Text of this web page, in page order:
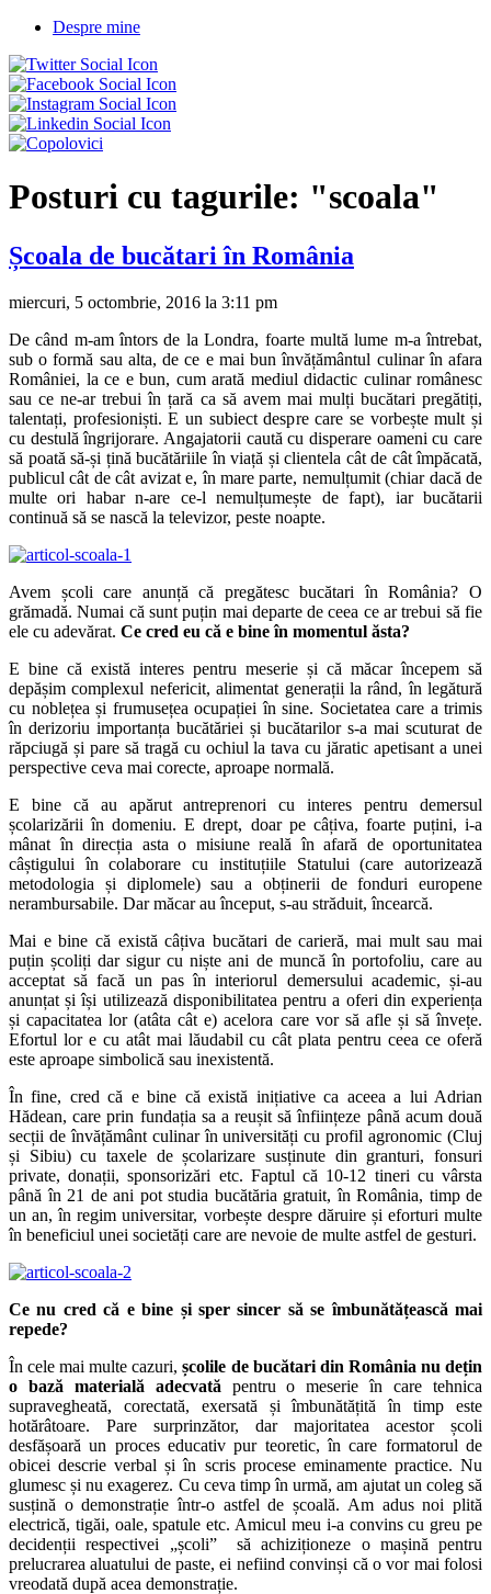
Despre mine
Posturi cu tagurile: "scoala"
Școala de bucătari în România
miercuri, 5 octombrie, 2016 la 3:11 pm
De când m-am întors de la Londra, foarte multă lume m-a întrebat,
sub o formă sau alta, de ce e mai bun învățământul culinar în afara
României, la ce e bun, cum arată mediul didactic culinar românesc
sau ce ne-ar trebui în țară ca să avem mai mulți bucătari pregătiți,
talentați, profesioniști. E un subiect despre care se vorbește mult și
cu destulă îngrijorare. Angajatorii caută cu disperare oameni cu care
să poată să-și țină bucătăriile în viață și clientela cât de cât împăcată,
publicul cât de cât avizat e, în mare parte, nemulțumit (chiar dacă de
multe ori habar n-are ce-l nemulțumește de fapt), iar bucătarii
continuă să se nască la televizor, peste noapte.
Avem școli care anunță că pregătesc bucătari în România? O
grămadă. Numai că sunt puțin mai departe de ceea ce ar trebui să fie
ele cu adevărat. Ce cred eu că e bine în momentul ăsta?
E bine că există interes pentru meserie și că măcar începem să
depășim complexul nefericit, alimentat generații la rând, în legătură
cu noblețea și frumusețea ocupației în sine. Societatea care a trimis
în derizoriu importanța bucătăriei și bucătarilor s-a mai scuturat de
răpciugă și pare să tragă cu ochiul la tava cu jăratic apetisant a unei
perspective ceva mai corecte, aproape normală.
E bine că au apărut antreprenori cu interes pentru demersul
școlarizării în domeniu. E drept, doar pe câțiva, foarte puțini, i-a
mânat în direcția asta o misiune reală în afară de oportunitatea
câștigului în colaborare cu instituțiile Statului (care autorizează
metodologia și diplomele) sau a obținerii de fonduri europene
nerambursabile. Dar măcar au început, s-au străduit, încearcă.
Mai e bine că există câțiva bucătari de carieră, mai mult sau mai
puțin școliți dar sigur cu niște ani de muncă în portofoliu, care au
acceptat să facă un pas în interiorul demersului academic, și-au
anunțat și își utilizează disponibilitatea pentru a oferi din experiența
și capacitatea lor (atâta cât e) acelora care vor să afle și să învețe.
Efortul lor e cu atât mai lăudabil cu cât plata pentru ceea ce oferă
este aproape simbolică sau inexistentă.
În fine, cred că e bine că există inițiative ca aceea a lui Adrian
Hădean, care prin fundația sa a reușit să înființeze până acum două
secții de învățământ culinar în universități cu profil agronomic (Cluj
și Sibiu) cu taxele de școlarizare susținute din granturi, fonsuri
private, donații, sponsorizări etc. Faptul că 10-12 tineri cu vârsta
până în 21 de ani pot studia bucătăria gratuit, în România, timp de
un an, în regim universitar, vorbește despre dăruire și eforturi multe
în beneficiul unei societăți care are nevoie de multe astfel de gesturi.
Ce nu cred că e bine și sper sincer să se îmbunătățească mai
repede?
În cele mai multe cazuri, școlile de bucătari din România nu dețin
o bază materială adecvată pentru o meserie în care tehnica
supravegheată, corectată, exersată și îmbunătățită în timp este
hotărâtoare. Pare surprinzător, dar majoritatea acestor școli
desfășoară un proces educativ pur teoretic, în care formatorul de
obicei descrie verbal și în scris procese eminamente practice. Nu
glumesc și nu exagerez. Cu ceva timp în urmă, am ajutat un coleg să
susțină o demonstrație într-o astfel de școală. Am adus noi plită
electrică, tigăi, oale, spatule etc. Amicul meu i-a convins cu greu pe
decidenții respectivei „școli” să achiziționeze o mașină pentru
prelucrarea aluatului de paste, ei nefiind convinși că o vor mai folosi
vreodată după acea demonstrație.